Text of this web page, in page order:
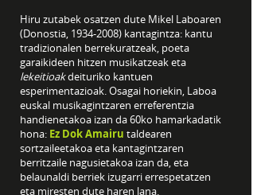
Hiru zutabek osatzen dute Mikel Laboaren
(Donostia, 1934-2008) kantagintza: kantu
tradizionalen berrekuratzeak, poeta
garaikideen hitzen musikatzeak eta
lekeitioakdeituriko kantuen
esperimentazioak. Osagai horiekin, Laboa
euskal musikagintzaren erreferentzia
handienetakoa izan da 60ko hamarkadatik
hona: Ez Dok Amairu taldearen
sortzaileetakoa eta kantagintzaren
berritzaile nagusietakoa izan da, eta
belaunaldi berriek izugarri errespetatzen
eta miresten dute haren lana.